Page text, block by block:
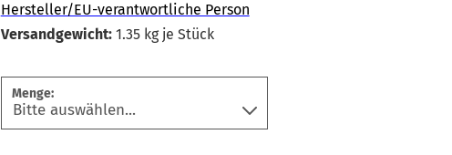
Hersteller/EU-verantwortliche Person
Versandgewicht: 1.35kg je Stück
Menge: